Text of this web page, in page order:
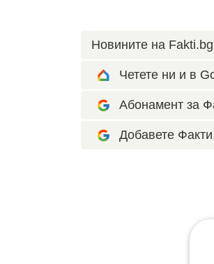
Новините на
Четете ни и в
Абонамент за
Добавете